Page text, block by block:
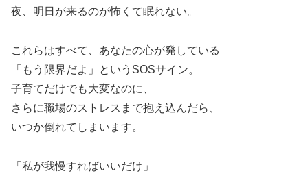
夜、明日が来るのが怖くて眠れない。
これらはすべて、あなたの心が発している
「もう限界だよ」というSOSサイン。
子育てだけでも大変なのに、
さらに職場のストレスまで抱え込んだら、
いつか倒れてしまいます。
「私が我慢すればいいだけ」